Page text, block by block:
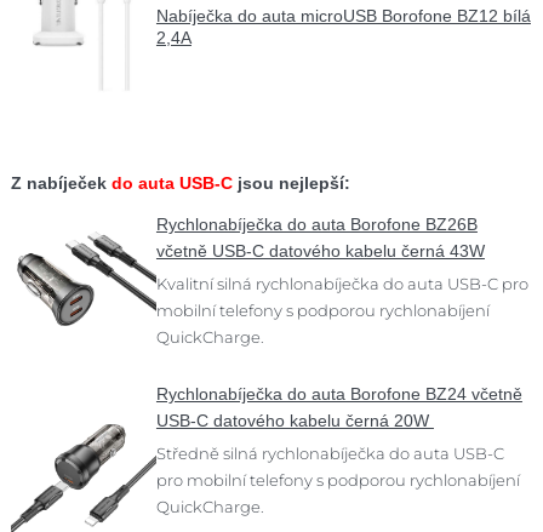
Nabíječka do auta microUSB Borofone BZ12 bílá
2,4A
Z nabíječek do auta USB-C jsou nejlepší:
Rychlonabíječka do auta Borofone BZ26B
včetně USB-C datového kabelu černá 43W
Kvalitní silná rychlonabíječka do auta USB-C pro
mobilní telefony s podporou rychlonabíjení
QuickCharge.
Rychlonabíječka do auta Borofone BZ24 včetně
USB-C datového kabelu černá 20W
Středně silná rychlonabíječka do auta USB-C
pro mobilní telefony s podporou rychlonabíjení
QuickCharge.